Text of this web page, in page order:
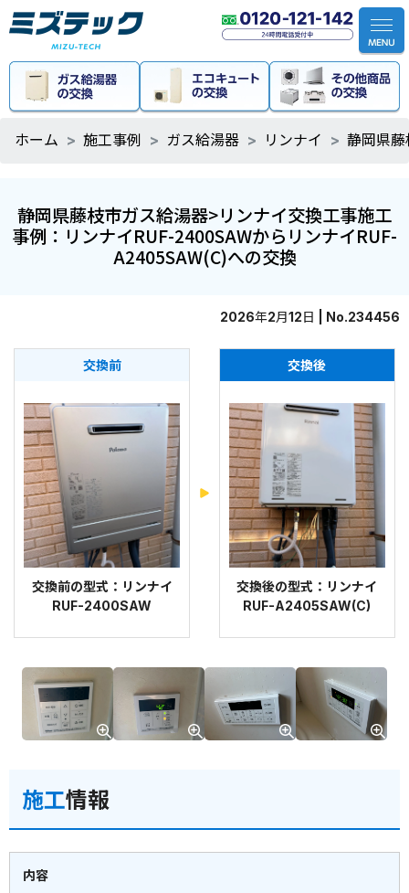
ホーム 施工事例 ガス給湯器 リンナイ 静岡県
静岡県藤枝市ガス給湯器>リンナイ交換工事施工
事例：リンナイRUF-2400SAWからリンナイRUF-
A2405SAW(C)への交換
2026年2月12日 | No.234456
交換前
交換前の型式：リンナイ
RUF-2400SAW
交換後
交換後の型式：リンナイ
RUF-A2405SAW(C)
施工情報
内容